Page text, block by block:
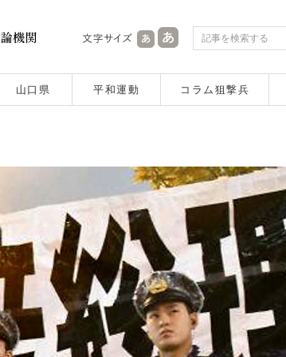
山口県 平和運動 コラム狙撃兵